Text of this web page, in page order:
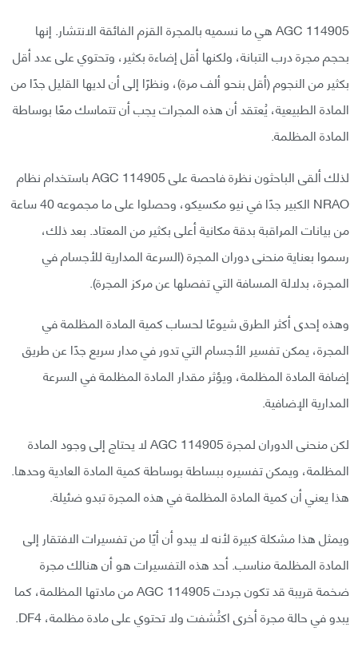
AGC 114905 هي ما نسميه بالمجرة القزم الفائقة الانتشار. إنها
بحجم مجرة درب التبانة، ولكنها أقل إضاءة بكثير، وتحتوي على عدد أقل
بكثير من النجوم (أقل بنحو ألف مرة)، ونظرًا إلى أن لديها القليل جدًا من
المادة الطبيعية، يُعتقد أن هذه المجرات يجب أن تتماسك معًا بوساطة
المادة المظلمة.
لذلك ألقى الباحثون نظرة فاحصة على AGC 114905 باستخدام نظام
NRAO الكبير جدًا في نيو مكسيكو، وحصلوا على ما مجموعه 40 ساعة
من بيانات المراقبة بدقة مكانية أعلى بكثير من المعتاد. بعد ذلك،
رسموا بعناية منحنى دوران المجرة (السرعة المدارية للأجسام في
المجرة، بدلالة المسافة التي تفصلها عن مركز المجرة).
وهذه إحدى أكثر الطرق شيوعًا لحساب كمية المادة المظلمة في
المجرة، يمكن تفسير الأجسام التي تدور في مدار سريع جدًا عن طريق
إضافة المادة المظلمة، ويؤثر مقدار المادة المظلمة في السرعة
المدارية الإضافية.
لكن منحنى الدوران لمجرة AGC 114905 لا يحتاج إلى وجود المادة
المظلمة، ويمكن تفسيره ببساطة بوساطة كمية المادة العادية وحدها.
هذا يعني أن كمية المادة المظلمة في هذه المجرة تبدو ضئيلة.
ويمثل هذا مشكلة كبيرة لأنه لا يبدو أن أيًا من تفسيرات الافتقار إلى
المادة المظلمة مناسب. أحد هذه التفسيرات هو أن هنالك مجرة
ضخمة قريبة قد تكون جردت AGC 114905 من مادتها المظلمة، كما
يبدو في حالة مجرة أخرى اكتُشفت ولا تحتوي على مادة مظلمة، DF4.